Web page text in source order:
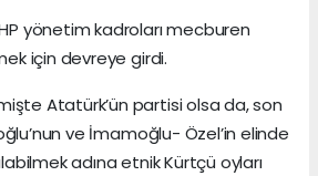
yönetim kadroları mecburen
için devreye girdi.
Atatürk’ün partisi olsa da, son
ve İmamoğlu- Özel’in elinde
adına etnik Kürtçü oyları